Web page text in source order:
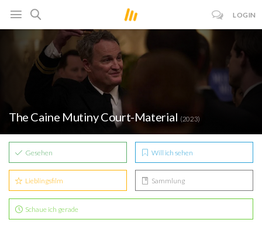
LOGIN
The Caine Mutiny Court-Material (2023)
Gesehen Will ich sehen
Lieblingsfilm Sammlung
Schaue ich gerade